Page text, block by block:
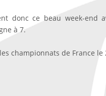
donc ce beau week-end
à 7.
championnats de France le